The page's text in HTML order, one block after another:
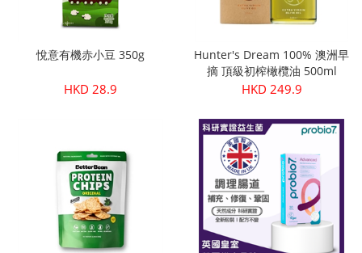
悅意有機赤小豆 350g
HKD 28.9
Hunter's Dream 100% 澳洲早
摘 頂級初榨橄欖油 500ml
HKD 249.9